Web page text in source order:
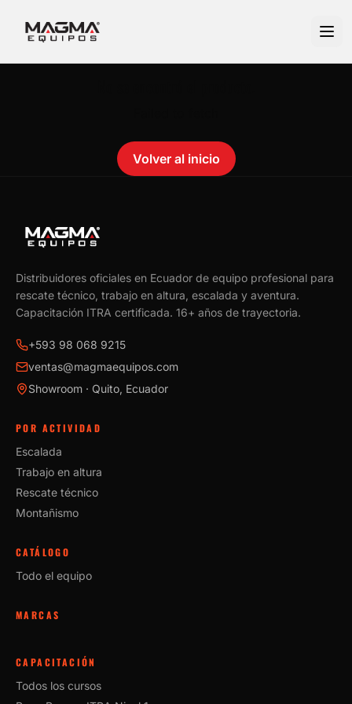
Volver al inicio
Distribuidores oficiales en Ecuador de equipo profesional para
rescate técnico, trabajo en altura, escalada y aventura.
Capacitación ITRA certificada. 16+ años de trayectoria.
+593 98 068 9215
ventas@magmaequipos.com
Showroom · Quito, Ecuador
POR ACTIVIDAD
Escalada
Trabajo en altura
Rescate técnico
Montañismo
CATÁLOGO
Todo el equipo
MARCAS
CAPACITACIÓN
Todos los cursos